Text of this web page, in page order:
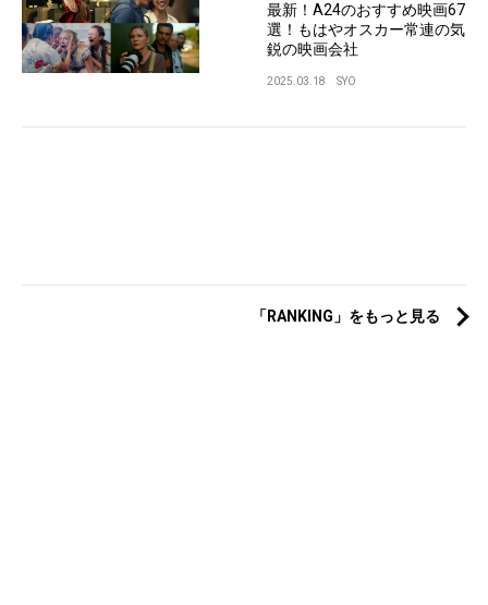
最新！A24のおすすめ映画67
選！もはやオスカー常連の気
鋭の映画会社
2025.03.18 SYO
「RANKING」をもっと見る